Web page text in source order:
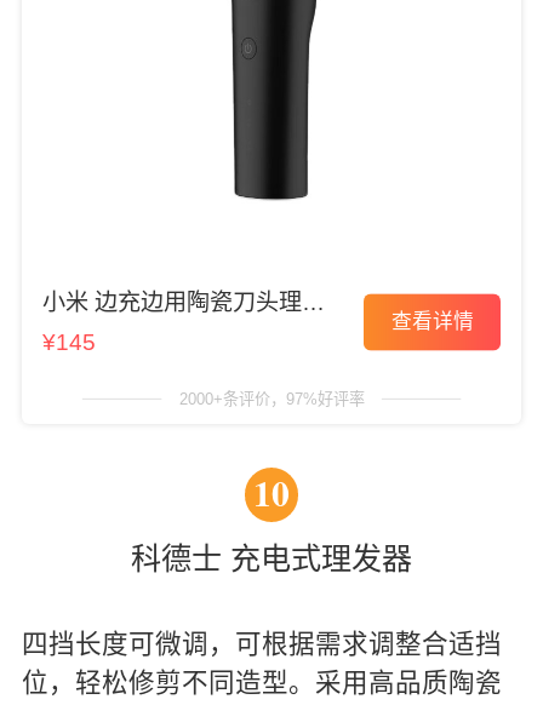
小米 边充边用陶瓷刀头理发
器
¥145
查看详情
2000+条评价，97%好评率
10
科德士 充电式理发器
四挡长度可微调，可根据需求调整合适挡
位，轻松修剪不同造型。采用高品质陶瓷